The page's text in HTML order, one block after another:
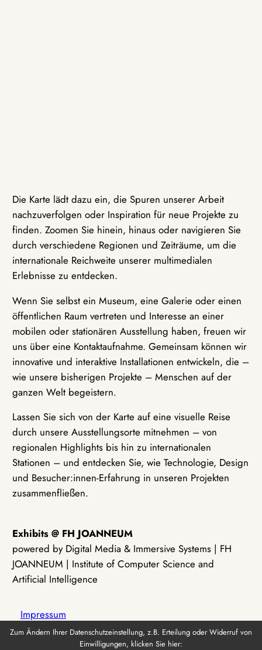
Die Karte lädt dazu ein, die Spuren unserer Arbeit
nachzuverfolgen oder Inspiration für neue Projekte zu
finden. Zoomen Sie hinein, hinaus oder navigieren Sie
durch verschiedene Regionen und Zeiträume, um die
internationale Reichweite unserer multimedialen
Erlebnisse zu entdecken.
Wenn Sie selbst ein Museum, eine Galerie oder einen
öffentlichen Raum vertreten und Interesse an einer
mobilen oder stationären Ausstellung haben, freuen wir
uns über eine Kontaktaufnahme. Gemeinsam können wir
innovative und interaktive Installationen entwickeln, die –
wie unsere bisherigen Projekte – Menschen auf der
ganzen Welt begeistern.
Lassen Sie sich von der Karte auf eine visuelle Reise
durch unsere Ausstellungsorte mitnehmen – von
regionalen Highlights bis hin zu internationalen
Stationen – und entdecken Sie, wie Technologie, Design
und Besucher:innen-Erfahrung in unseren Projekten
zusammenfließen.
Exhibits @ FH JOANNEUM
powered by Digital Media & Immersive Systems | FH
JOANNEUM | Institute of Computer Science and
Artificial Intelligence
Impressum
Zum Ändern Ihrer Datenschutzeinstellung, z.B. Erteilung oder Widerruf von
Einwilligungen, klicken Sie hier: